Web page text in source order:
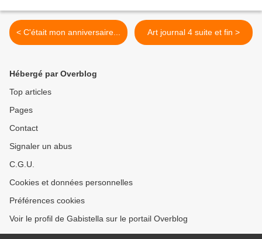
< C'était mon anniversaire... Art journal 4 suite et fin >
Hébergé par Overblog
Top articles
Pages
Contact
Signaler un abus
C.G.U.
Cookies et données personnelles
Préférences cookies
Voir le profil de Gabistella sur le portail Overblog